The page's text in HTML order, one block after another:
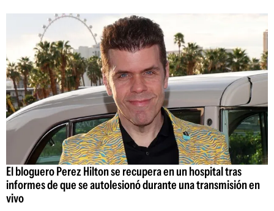
El bloguero Perez Hilton se recupera en un hospital tras
informes de que se autolesionó durante una transmisión en
vivo